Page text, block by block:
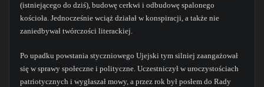
(istniejącego do dziś), budowę cerkwi i odbudowę spalonego
kościoła. Jednocześnie wciąż działał w konspiracji, a także nie
zaniedbywał twórczości literackiej.
Po upadku powstania styczniowego Ujejski tym silniej zaangażował
się w sprawy społeczne i polityczne. Uczestniczył w uroczystościach
patriotycznych i wygłaszał mowy, a przez rok był posłem do Rady